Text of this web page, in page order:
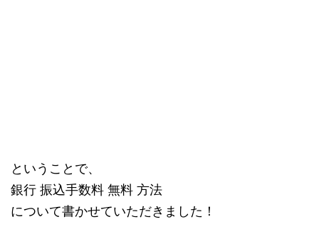
ということで、
銀行 振込手数料 無料 方法
について書かせていただきました！